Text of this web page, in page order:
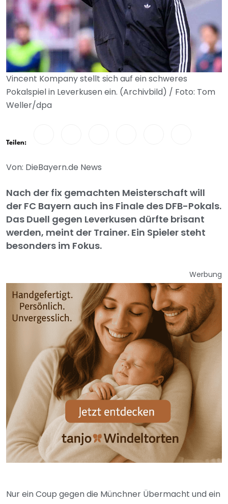
Vincent Kompany stellt sich auf ein schweres
Pokalspiel in Leverkusen ein. (Archivbild) / Foto: Tom
Weller/dpa
Teilen:
Von: DieBayern.de News
Nach der fix gemachten Meisterschaft will
der FC Bayern auch ins Finale des DFB-Pokals.
Das Duell gegen Leverkusen dürfte brisant
werden, meint der Trainer. Ein Spieler steht
besonders im Fokus.
Werbung
Nur ein Coup gegen die Münchner Übermacht und ein